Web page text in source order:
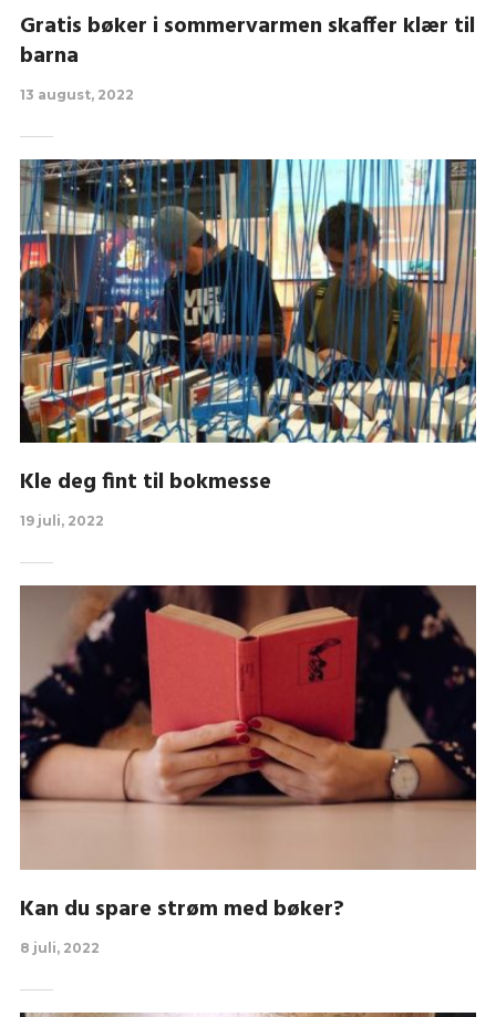
Gratis bøker i sommervarmen skaffer klær til
barna
13 august, 2022
Kle deg fint til bokmesse
19 juli, 2022
Kan du spare strøm med bøker?
8 juli, 2022